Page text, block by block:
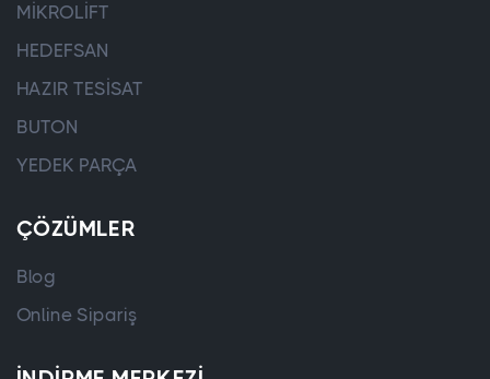
MİKROLİFT
HEDEFSAN
HAZIR TESİSAT
BUTON
YEDEK PARÇA
ÇÖZÜMLER
Blog
Online Sipariş